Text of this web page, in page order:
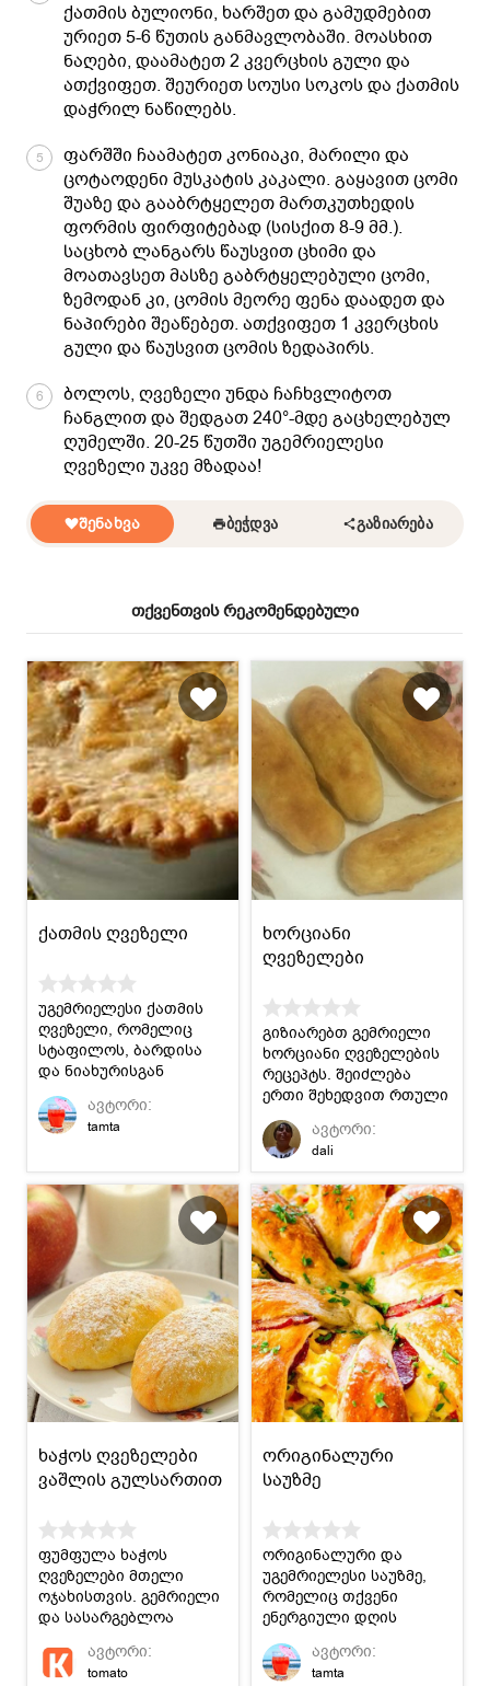
ქათმის ბულიონი, ხარშეთ და გამუდმებით
ურიეთ 5-6 წუთის განმავლობაში. მოასხით
ნაღები, დაამატეთ 2 კვერცხის გული და
ათქვიფეთ. შეურიეთ სოუსი სოკოს და ქათმის
დაჭრილ ნაწილებს.
5
ფარშში ჩაამატეთ კონიაკი, მარილი და
ცოტაოდენი მუსკატის კაკალი. გაყავით ცომი
შუაზე და გააბრტყელეთ მართკუთხედის
ფორმის ფირფიტებად (სისქით 8-9 მმ.).
საცხობ ლანგარს წაუსვით ცხიმი და
მოათავსეთ მასზე გაბრტყელებული ცომი,
ზემოდან კი, ცომის მეორე ფენა დაადეთ და
ნაპირები შეაწებეთ. ათქვიფეთ 1 კვერცხის
გული და წაუსვით ცომის ზედაპირს.
6
ბოლოს, ღვეზელი უნდა ჩაჩხვლიტოთ
ჩანგლით და შედგათ 240°-მდე გაცხელებულ
ღუმელში. 20-25 წუთში უგემრიელესი
ღვეზელი უკვე მზადაა!
ᲨᲔᲜᲐᲮᲕᲐ ᲑᲔᲭᲓᲕᲐ ᲒᲐᲖᲘᲐᲠᲔᲑᲐ
თქვენთვის რეკომენდებული
ქათმის ღვეზელი
უგემრიელესი ქათმის
ღვეზელი, რომელიც
სტაფილოს, ბარდისა
და ნიახურისგან
მზადდება.
ავტორი:
tamta
ხორციანი
ღვეზელები
გიზიარებთ გემრიელი
ხორციანი ღვეზელების
რეცეპტს. შეიძლება
ერთი შეხედვით რთული
მოგეჩვენოთ, მაგრამ
ყველაფერი
გამოცდილების და
პრაქტიკის ამბავია :)
ავტორი:
dali
ხაჭოს ღვეზელები
ვაშლის გულსართით
ფუმფულა ხაჭოს
ღვეზელები მთელი
ოჯახისთვის. გემრიელი
და სასარგებლოა
ავტორი:
tomato
ორიგინალური
საუზმე
ორიგინალური და
უგემრიელესი საუზმე,
რომელიც თქვენი
ენერგიული დღის
დასაწყისი გახდება :)
ავტორი:
tamta